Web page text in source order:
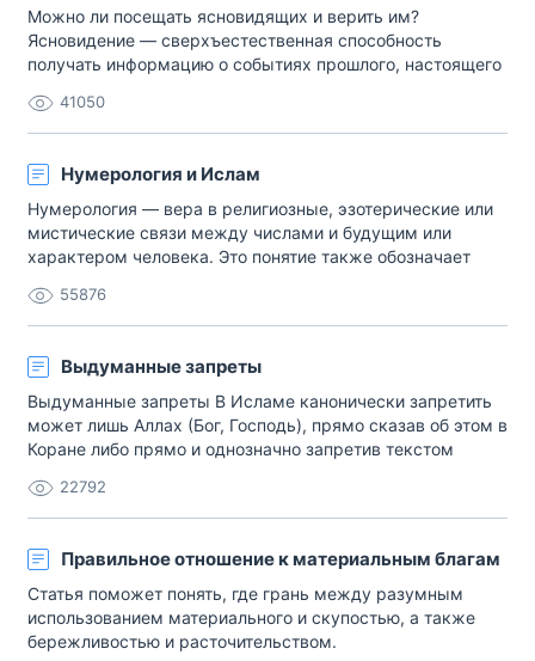
Можно ли посещать ясновидящих и верить им?
Ясновидение — сверхъестественная способность
получать информацию о событиях прошлого, настоящего
способами. В отличие от гаданий, спиритизма и т. д.,
ясновидение предполагает привязку к личности
ясновидящего, а не к используемым им методам. Вера в
су[…]
41050
Нумерология и Ислам
Нумерология — вера в религиозные, эзотерические или
мистические связи между числами и будущим или
характером человека. Это понятие также обозначает
идеях и часто связано с паранормальными явлениями,
астрологией и другими гаданиями. Нумерология и
нумерологические гадания были популярны у ранних […]
55876
Выдуманные запреты
Выдуманные запреты В Исламе канонически запретить
может лишь Аллах (Бог, Господь), прямо сказав об этом в
Коране либо прямо и однозначно запретив текстом
запреты канонически запрещено (харам). В Коране четко
и ясно сказано: «Не говорите ложно (лживо) языками
своими, что «это — разрешено (халяль), а это[…]
22792
Правильное отношение к материальным благам
Статья поможет понять, где грань между разумным
использованием материального и скупостью, а также
бережливостью и расточительством.